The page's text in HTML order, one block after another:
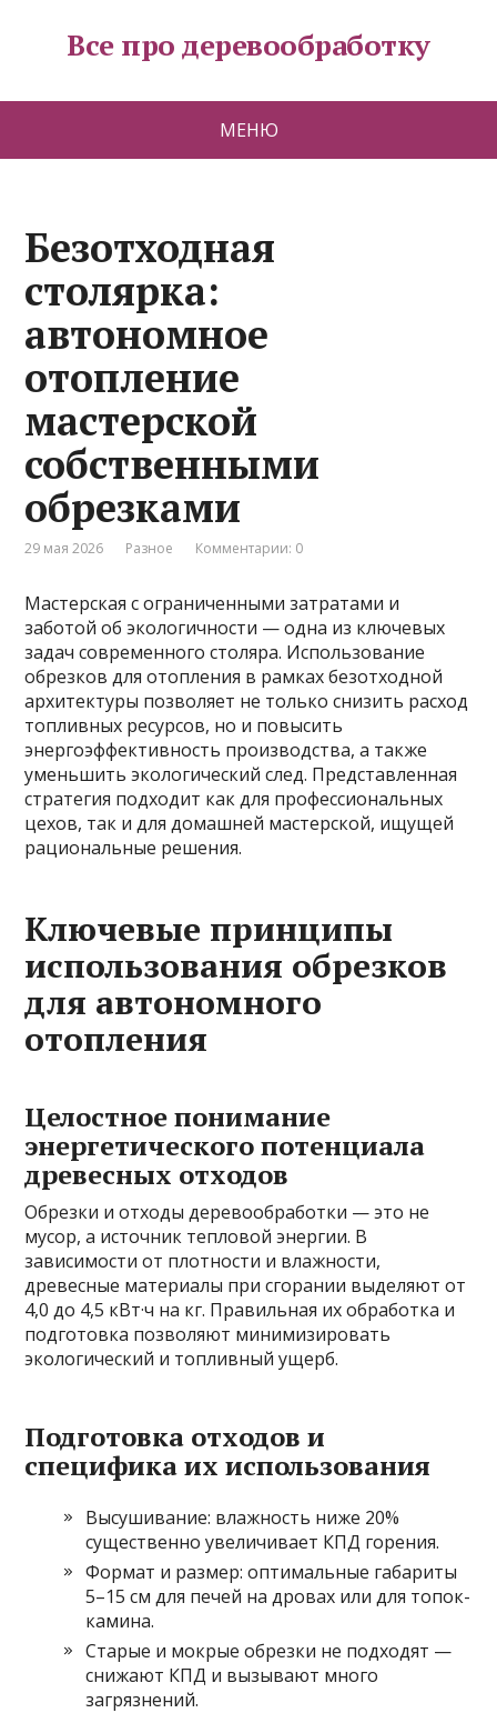
Все про деревообработку
МЕНЮ
Безотходная
столярка:
автономное
отопление
мастерской
собственными
обрезками
29 мая 2026 Разное Комментарии: 0
Мастерская с ограниченными затратами и
заботой об экологичности — одна из ключевых
задач современного столяра. Использование
обрезков для отопления в рамках безотходной
архитектуры позволяет не только снизить расход
топливных ресурсов, но и повысить
энергоэффективность производства, а также
уменьшить экологический след. Представленная
стратегия подходит как для профессиональных
цехов, так и для домашней мастерской, ищущей
рациональные решения.
Ключевые принципы
использования обрезков
для автономного
отопления
Целостное понимание
энергетического потенциала
древесных отходов
Обрезки и отходы деревообработки — это не
мусор, а источник тепловой энергии. В
зависимости от плотности и влажности,
древесные материалы при сгорании выделяют от
4,0 до 4,5 кВт·ч на кг. Правильная их обработка и
подготовка позволяют минимизировать
экологический и топливный ущерб.
Подготовка отходов и
специфика их использования
Высушивание: влажность ниже 20%
существенно увеличивает КПД горения.
Формат и размер: оптимальные габариты
5–15 см для печей на дровах или для топок-
камина.
Старые и мокрые обрезки не подходят —
снижают КПД и вызывают много
загрязнений.